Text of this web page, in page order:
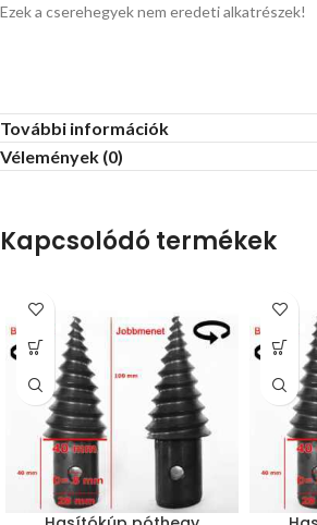
Ezek a cserehegyek nem eredeti alkatrészek!
További információk
Vélemények (0)
Kapcsolódó termékek